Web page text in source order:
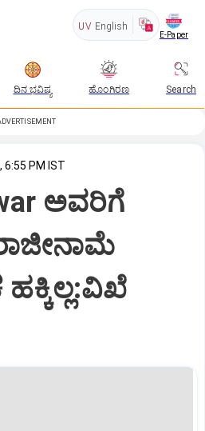
UV English
E-Paper
ದಿನ ಭವಿಷ್ಯ ಹೊಂಗಿರಣ Search
6:55 PM IST
ಅವರಿಗೆ
ಹಕ್ಕಿಲ್ಲ:ವಿಖೆ